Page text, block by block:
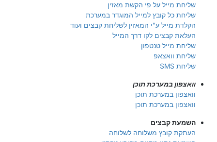
שליחת מייל על פי הקשת מאזין
שליחת כל קובץ למייל המוגדר במערכת
הקלדת מייל ע"י המאזין לשליחת קבצים ועוד
העלאת קבצים לקו דרך המייל
שליחת מייל טנטפון
שליחת וואצאפ
שליחת SMS
וואצפון במערכת תוכן
וואצפון במערכת תוכן
וואצפון במערכת תוכן
השמעת קבצים
העתקת קובץ משלוחה לשלוחה